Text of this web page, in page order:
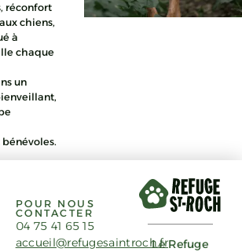
réconfort
chiens,
à
chaque
un
POUR NOUS
CONTACTER
04 75 41 65 15
accueil@refugesaintroch.frLe Refuge